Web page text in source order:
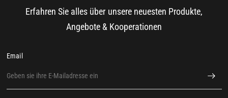
Erfahren Sie alles über unsere neuesten Produkte,
Angebote & Kooperationen
Email